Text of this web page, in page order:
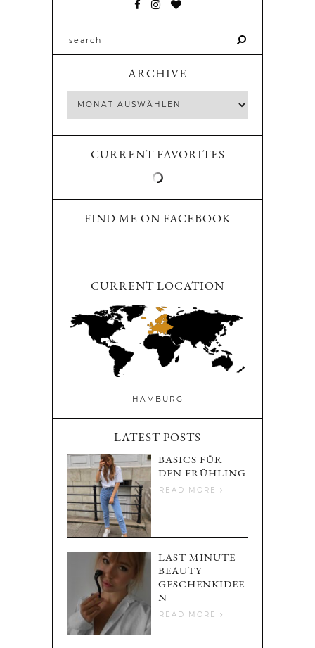
ARCHIVE
CURRENT FAVORITES
FIND ME ON FACEBOOK
CURRENT LOCATION
HAMBURG
LATEST POSTS
BASICS FÜR
DEN FRÜHLING
READ MORE
LAST MINUTE
BEAUTY
GESCHENKIDEE
N
READ MORE